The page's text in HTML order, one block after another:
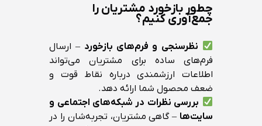
چطور بازخورد مشتریان را
جمع‌آوری کنیم؟
نظرسنجی و فرم‌های بازخورد – ارسال
فرم‌های ساده برای مشتریان می‌تواند
اطلاعات ارزشمندی درباره نقاط قوت و
ضعف محصول شما ارائه دهد.
بررسی نظرات در شبکه‌های اجتماعی و
سایت‌ها – گاهی مشتریان، تجربه‌شان را در